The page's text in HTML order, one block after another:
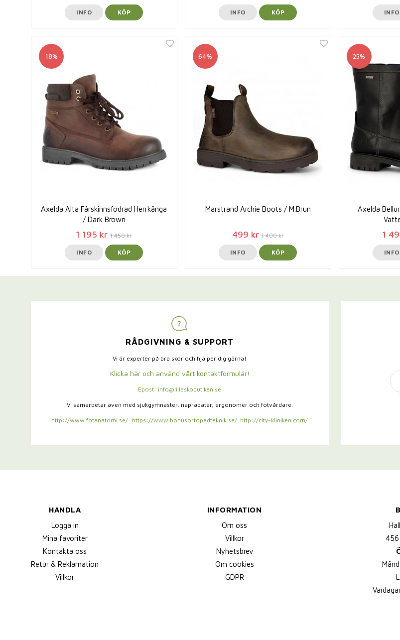
INFO KÖP INFO KÖP INFO
18%
Axelda Alta Fårskinnsfodrad Herrkänga
/ Dark Brown
1 195 kr 1 450 kr
INFO KÖP
64%
Marstrand Archie Boots / M.Brun
499 kr 1 400 kr
INFO KÖP
25%
Axelda
1
INFO
RÅDGIVNING & SUPPORT
Vi är experter på bra skor och hjälper dig gärna!
Klicka här och använd vårt kontaktformulär!
Epost: info@lillaskobutiken.se
Vi samarbetar även med sjukgymnaster, naprapater, ergonomer och fotvårdare.
http://www.fotanatomi.se/ https://www.bohusortopedteknik.se/ http://city-kliniken.com/
HANDLA
Logga in
Mina favoriter
Kontakta oss
Retur & Reklamation
Villkor
INFORMATION
Om oss
Villkor
Nyhetsbrev
Om cookies
GDPR
456